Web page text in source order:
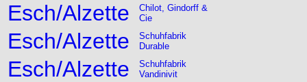
Esch/Alzette
Chilot, Gindorff &
Cie
Esch/Alzette
Schuhfabrik
Durable
Esch/Alzette
Schuhfabrik
Vandinivit